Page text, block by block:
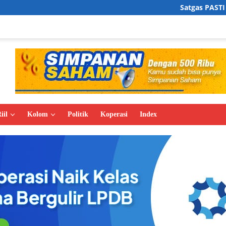
Satgas PASTI Tutup 1.220
Kolom Politik Koperasi Index